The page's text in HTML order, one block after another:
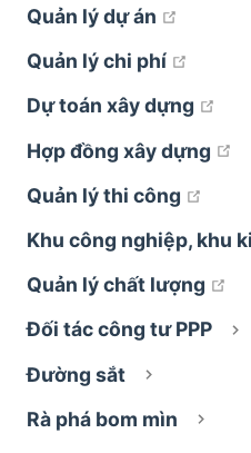
Quản lý dự án
Quản lý chi phí
Dự toán xây dựng
Hợp đồng xây dựng
Quản lý thi công
Khu công nghiệp, khu
Quản lý chất lượng
Đối tác công tư PPP
Đường sắt
Rà phá bom mìn